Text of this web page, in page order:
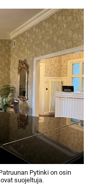
Pytinki on osin
suojeltuja.